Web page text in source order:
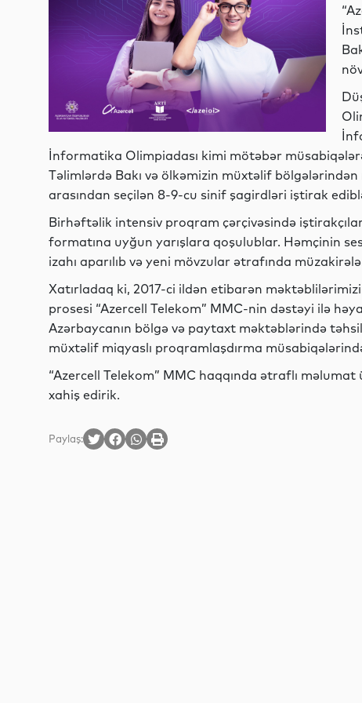
İnformatika Olimpiadası kimi mötəbər
Təlimlərdə Bakı və ölkəmizin müxtəlif
arasından seçilən 8-9-cu sinif şagirdləri iştirak
Birhəftəlik intensiv proqram çərçivəsində
formatına uyğun yarışlara qoşulublar. Həmçinin
izahı aparılıb və yeni mövzular ətrafında
Xatırladaq ki, 2017-ci ildən etibarən
prosesi “Azercell Telekom” MMC-nin dəstəyi ilə
Azərbaycanın bölgə və paytaxt məktəblərində
müxtəlif miqyaslı proqramlaşdırma
“Azercell Telekom” MMC haqqında ətraflı məlumat
xahiş edirik.
Paylaş: